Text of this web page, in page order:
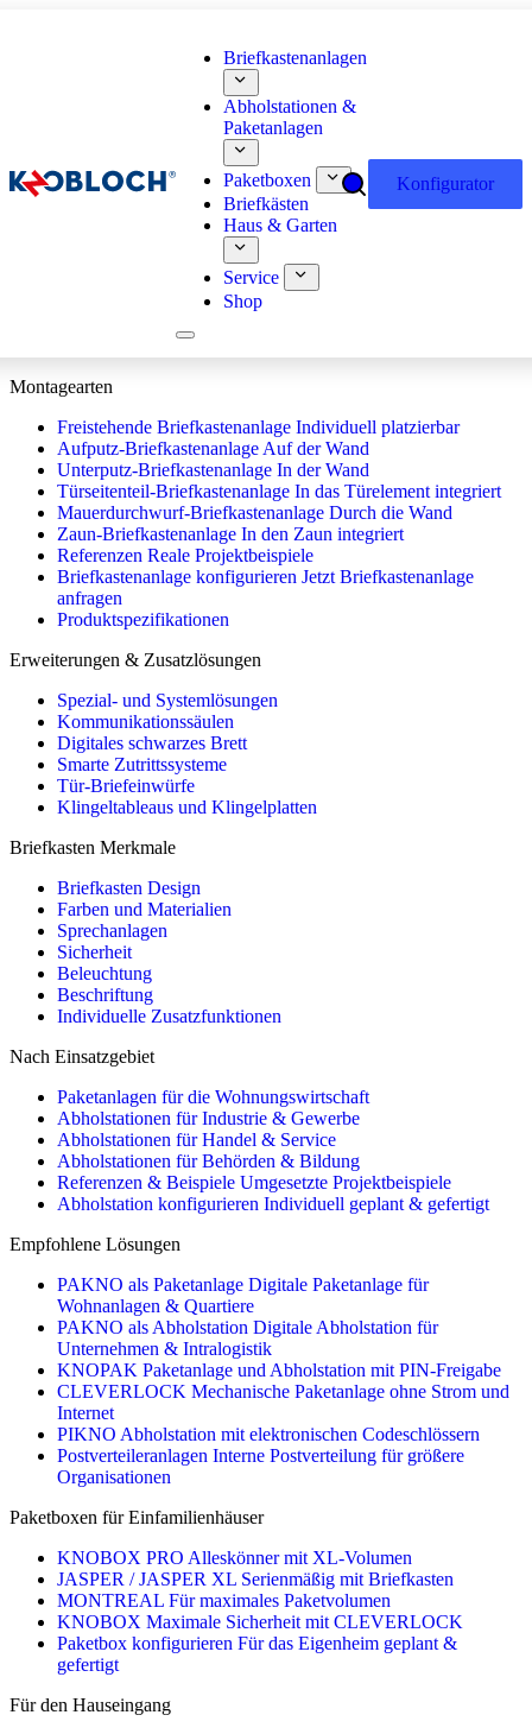
Briefkastenanlagen
Abholstationen &
Paketanlagen
Paketboxen
Briefkästen
Haus & Garten
Service
Shop
Konfigurator
Montagearten
Freistehende Briefkastenanlage Individuell platzierbar
Aufputz-Briefkastenanlage Auf der Wand
Unterputz-Briefkastenanlage In der Wand
Türseitenteil-Briefkastenanlage In das Türelement integriert
Mauerdurchwurf-Briefkastenanlage Durch die Wand
Zaun-Briefkastenanlage In den Zaun integriert
Referenzen Reale Projektbeispiele
Briefkastenanlage konfigurieren Jetzt Briefkastenanlage
anfragen
Produktspezifikationen
Erweiterungen & Zusatzlösungen
Spezial- und Systemlösungen
Kommunikationssäulen
Digitales schwarzes Brett
Smarte Zutrittssysteme
Tür-Briefeinwürfe
Klingeltableaus und Klingelplatten
Briefkasten Merkmale
Briefkasten Design
Farben und Materialien
Sprechanlagen
Sicherheit
Beleuchtung
Beschriftung
Individuelle Zusatzfunktionen
Nach Einsatzgebiet
Paketanlagen für die Wohnungswirtschaft
Abholstationen für Industrie & Gewerbe
Abholstationen für Handel & Service
Abholstationen für Behörden & Bildung
Referenzen & Beispiele Umgesetzte Projektbeispiele
Abholstation konfigurieren Individuell geplant & gefertigt
Empfohlene Lösungen
PAKNO als Paketanlage Digitale Paketanlage für
Wohnanlagen & Quartiere
PAKNO als Abholstation Digitale Abholstation für
Unternehmen & Intralogistik
KNOPAK Paketanlage und Abholstation mit PIN-Freigabe
CLEVERLOCK Mechanische Paketanlage ohne Strom und
Internet
PIKNO Abholstation mit elektronischen Codeschlössern
Postverteileranlagen Interne Postverteilung für größere
Organisationen
Paketboxen für Einfamilienhäuser
KNOBOX PRO Alleskönner mit XL-Volumen
JASPER / JASPER XL Serienmäßig mit Briefkasten
MONTREAL Für maximales Paketvolumen
KNOBOX Maximale Sicherheit mit CLEVERLOCK
Paketbox konfigurieren Für das Eigenheim geplant &
gefertigt
Für den Hauseingang